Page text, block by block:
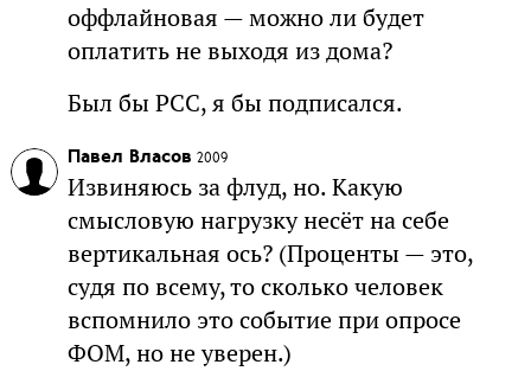
оффлайновая — можно ли будет
оплатить не выходя из дома?
Был бы РСС, я бы подписался.
Павел Власов 2009
Извиняюсь за флуд, но. Какую
смысловую нагрузку несёт на себе
вертикальная ось? (Проценты — это,
судя по всему, то сколько человек
вспомнило это событие при опросе
ФОМ, но не уверен.)